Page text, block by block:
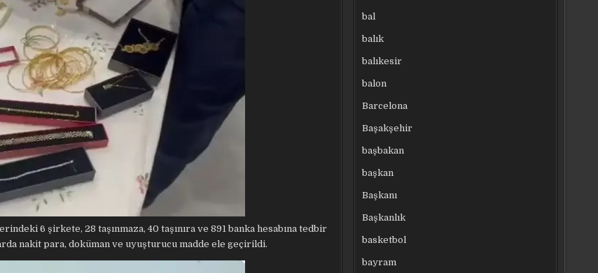
6 şirkete, 28 taşınmaza, 40 taşınıra ve 891 banka hesabına tedbir
nakit para, doküman ve uyuşturucu madde ele geçirildi.
bal
balık
balıkesir
balon
Barcelona
Başakşehir
başbakan
başkan
Başkanı
Başkanlık
basketbol
bayram